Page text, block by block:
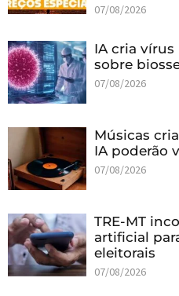
07/08/2026
IA cria
sobre
07/08/2026
Músicas
IA poderão
07/08/2026
TRE-MT
artificial
eleitorais
07/08/2026